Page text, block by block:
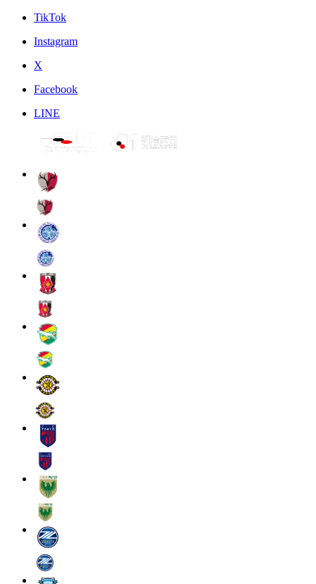
TikTok
Instagram
X
Facebook
LINE